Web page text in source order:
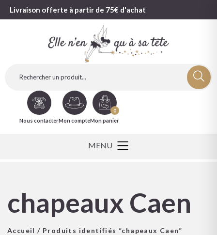
Livraison offerte à partir de 75€ d'achat
Nous contacterMon compte
0
Mon panier
chapeaux Caen
Accueil / Produits identifiés “chapeaux Caen”